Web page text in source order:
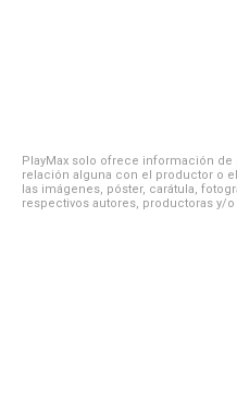
PlayMax solo ofrece información de
relación alguna con el productor o
las imágenes, póster, carátula,
respectivos autores, productoras y/